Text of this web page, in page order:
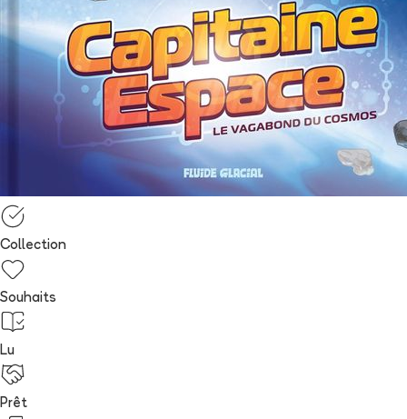
Collection
Souhaits
Lu
Prêt